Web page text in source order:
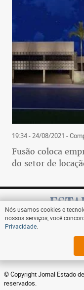
19:34 - 24/08/2021 -
Fusão coloca
do setor de
© Copyright Jornal Estado
reservados.
Nós usamos cookies e
nossos serviços, você
Privacidade